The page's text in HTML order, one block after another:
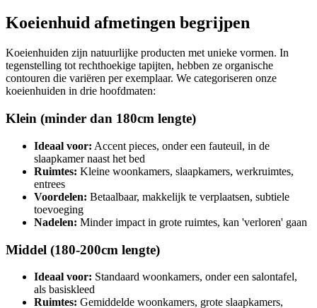
Koeienhuid afmetingen begrijpen
Koeienhuiden zijn natuurlijke producten met unieke vormen. In
tegenstelling tot rechthoekige tapijten, hebben ze organische
contouren die variëren per exemplaar. We categoriseren onze
koeienhuiden in drie hoofdmaten:
Klein (minder dan 180cm lengte)
Ideaal voor: Accent pieces, onder een fauteuil, in de
slaapkamer naast het bed
Ruimtes: Kleine woonkamers, slaapkamers, werkruimtes,
entrees
Voordelen: Betaalbaar, makkelijk te verplaatsen, subtiele
toevoeging
Nadelen: Minder impact in grote ruimtes, kan 'verloren' gaan
Middel (180-200cm lengte)
Ideaal voor: Standaard woonkamers, onder een salontafel,
als basiskleed
Ruimtes: Gemiddelde woonkamers, grote slaapkamers,